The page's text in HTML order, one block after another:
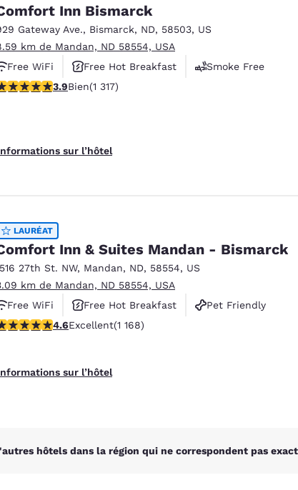
Español
Germany
India
English
Inn Bismarck
Gateway Ave., Bismarck, ND, 58503, US
km de Mandan, ND 58554, USA
Free WiFi
Free Hot Breakfast
Smoke Free
étoiles. Bien. 1317 commentaires
3.9Bien(1 317)
sur l’hôtel
LAURÉAT
Inn & Suites Mandan - Bismarck
27th St. NW, Mandan, ND, 58554, US
km de Mandan, ND 58554, USA
Free WiFi
Free Hot Breakfast
Pet Friendly
étoiles. Excellent. 1168 commentaires
4.6Excellent(1 168)
sur l’hôtel
hôtels dans la région qui ne correspondent pas